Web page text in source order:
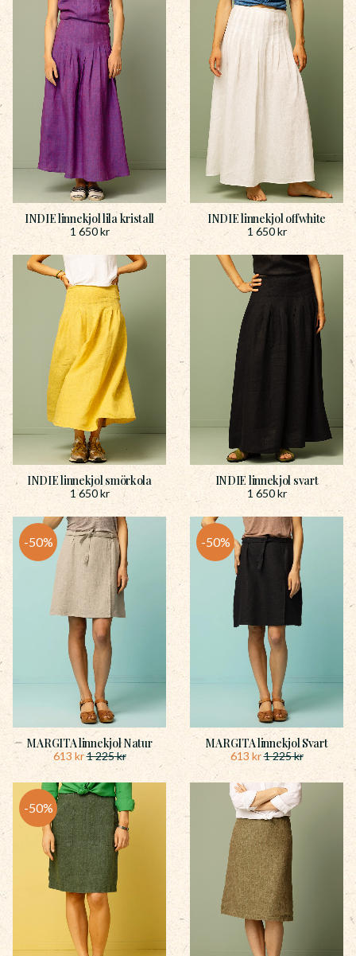
INDIE linnekjol lila kristall
1 650kr
INDIE linnekjol offwhite
1 650kr
INDIE linnekjol smörkola
1 650kr
INDIE linnekjol svart
1 650kr
MARGITA linnekjol Natur
613 kr1 225kr
50%
MARGITA linnekjol Svart
613 kr1 225kr
50%
50%